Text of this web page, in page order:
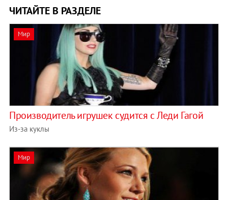
ЧИТАЙТЕ В РАЗДЕЛЕ
Мир
Производитель игрушек судится с Леди Гагой
Из-за куклы
Мир